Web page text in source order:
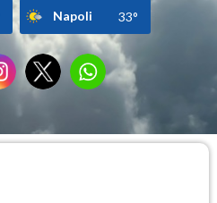
Napoli 33°